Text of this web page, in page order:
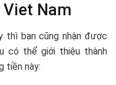
Nam
thì bạn cũng nhận được
có thể giới thiệu thành
tiền này: